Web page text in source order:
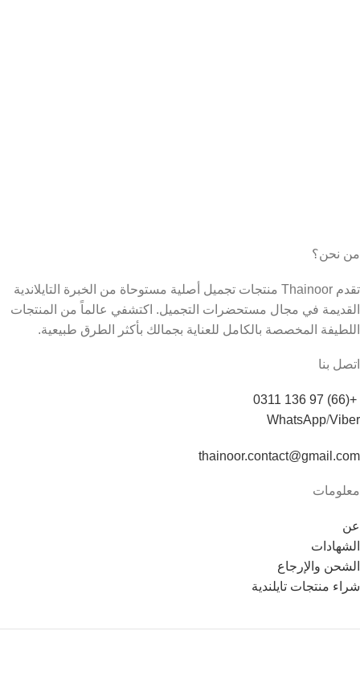
من نحن؟
تقدم Thainoor منتجات تجميل أصلية مستوحاة من الخبرة التايلاندية
القديمة في مجال مستحضرات التجميل. اكتشفي عالماً من المنتجات
اللطيفة المخصصة بالكامل للعناية بجمالك بأكثر الطرق طبيعية.
اتصل بنا
+(66) 97 136 0311
WhatsApp/Viber
thainoor.contact@gmail.com
معلومات
عن
الشهادات
الشحن والإرجاع
شراء منتجات تايلندية